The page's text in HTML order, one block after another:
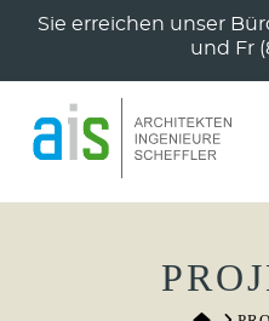
Sie erreichen unser
und Fr